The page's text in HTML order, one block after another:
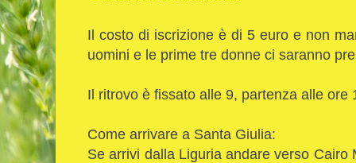
Il costo di iscrizione è di 5 euro e non
uomini e le prime tre donne ci saranno
Il ritrovo è fissato alle 9, partenza alle ore
Come arrivare a Santa Giulia:
Se arrivi dalla Liguria andare verso